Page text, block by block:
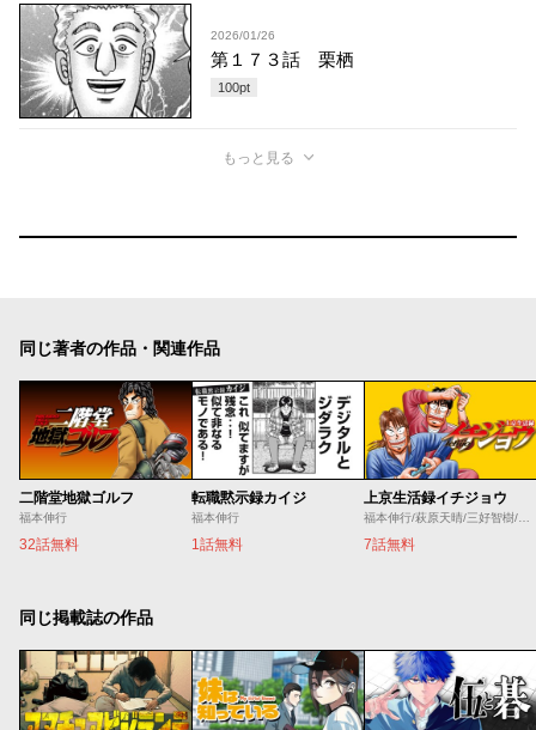
2026/01/26
第１７３話 栗栖
100pt
もっと見る
同じ著者の作品・関連作品
二階堂地獄ゴルフ
福本伸行
32話無料
転職黙示録カイジ
福本伸行
1話無料
上京生活録イチジョウ
7話無料
同じ掲載誌の作品